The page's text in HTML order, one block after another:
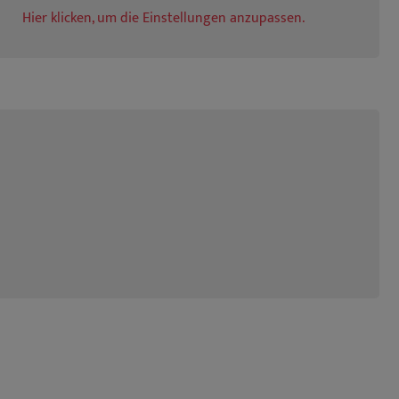
Hier klicken, um die Einstellungen anzupassen.